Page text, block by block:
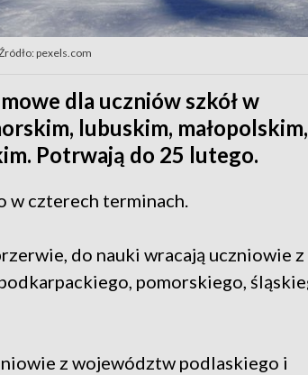
pexels.com
dla uczniów szkół w
lubuskim, małopolskim,
Potrwają do 25 lutego.
w czterech terminach.
do nauki wracają uczniowie z
pomorskiego,
z województw podlaskiego i